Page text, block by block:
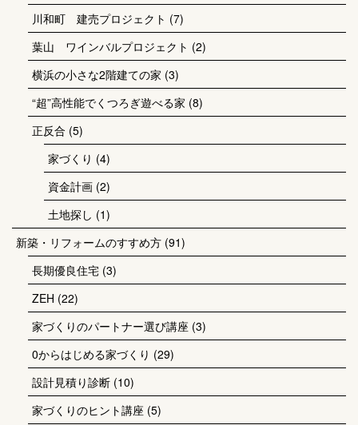
川和町 建売プロジェクト (7)
葉山 ワインバルプロジェクト (2)
横浜の小さな2階建ての家 (3)
“超”高性能でくつろぎ遊べる家 (8)
正反合 (5)
家づくり (4)
資金計画 (2)
土地探し (1)
新築・リフォームのすすめ方 (91)
長期優良住宅 (3)
ZEH (22)
家づくりのパートナー選び講座 (3)
0からはじめる家づくり (29)
設計見積り診断 (10)
家づくりのヒント講座 (5)